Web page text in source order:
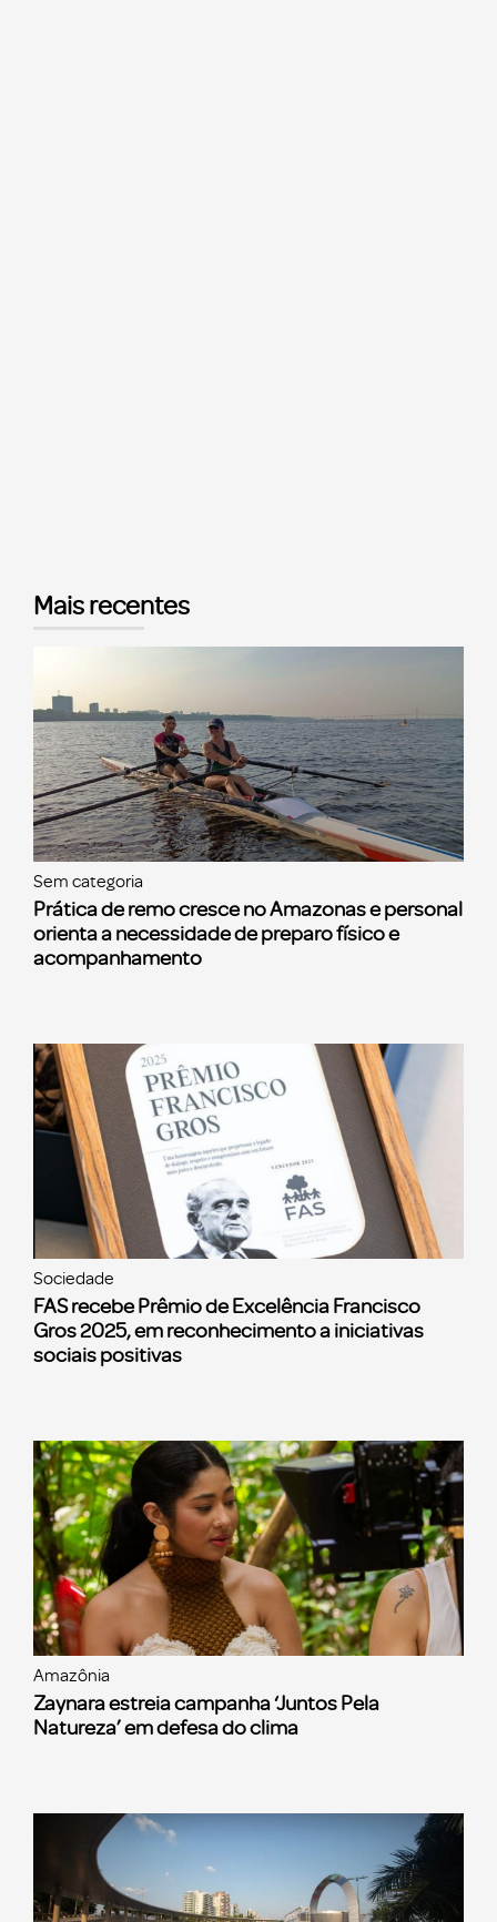
Mais recentes
Sem categoria
Prática de remo cresce no Amazonas e personal
orienta a necessidade de preparo físico e
acompanhamento
Sociedade
FAS recebe Prêmio de Excelência Francisco
Gros 2025, em reconhecimento a iniciativas
sociais positivas
Amazônia
Zaynara estreia campanha ‘Juntos Pela
Natureza’ em defesa do clima